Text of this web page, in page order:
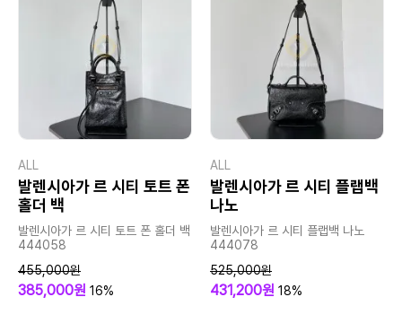
ALL
발렌시아가 르 시티 토트 폰
홀더 백
발렌시아가 르 시티 토트 폰 홀더 백
444058
455,000원
385,000원 16%
ALL
발렌시아가 르 시티 플랩백
나노
발렌시아가 르 시티 플랩백 나노
444078
525,000원
431,200원 18%